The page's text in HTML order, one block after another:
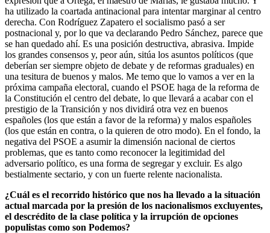
ha utilizado la coartada antinacional para intentar marginar al centro
derecha. Con Rodríguez Zapatero el socialismo pasó a ser
postnacional y, por lo que va declarando Pedro Sánchez, parece que
se han quedado ahí. Es una posición destructiva, abrasiva. Impide
los grandes consensos y, peor aún, sitúa los asuntos políticos (que
deberían ser siempre objeto de debate y de reformas graduales) en
una tesitura de buenos y malos. Me temo que lo vamos a ver en la
próxima campaña electoral, cuando el PSOE haga de la reforma de
la Constitución el centro del debate, lo que llevará a acabar con el
prestigio de la Transición y nos dividirá otra vez en buenos
españoles (los que están a favor de la reforma) y malos españoles
(los que están en contra, o la quieren de otro modo). En el fondo, la
negativa del PSOE a asumir la dimensión nacional de ciertos
problemas, que es tanto como reconocer la legitimidad del
adversario político, es una forma de segregar y excluir. Es algo
bestialmente sectario, y con un fuerte relente nacionalista.
¿Cuál es el recorrido histórico que nos ha llevado a la situación
actual marcada por la presión de los nacionalismos excluyentes,
el descrédito de la clase política y la irrupción de opciones
populistas como son Podemos?